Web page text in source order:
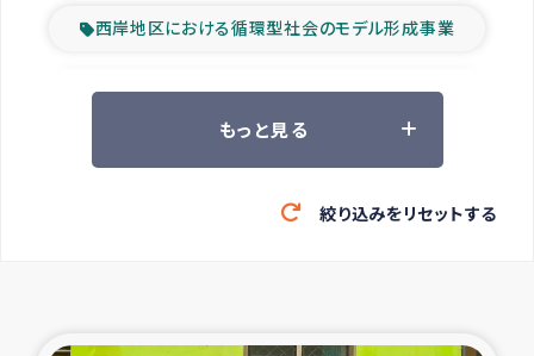
西岸地区における循環型社会のモデル形成事業
ツアー参加者の声
緊急救援の時代
東ティモール豪雨緊急支援
もっと見る
絞り込みをリセットする